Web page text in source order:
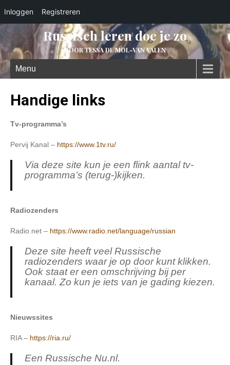
Inloggen Registreren
Russisch leren doe je zo
DOOR TESSA DE MOL-VAN VALEN
Menu
Handige links
Tv-programma’s
Pervij Kanal – https://www.1tv.ru/
Via deze site kun je een flink aantal tv-
programma’s (terug-)kijken.
Radiozenders
Radio.net – https://www.radio.net/language/russian
Deze site heeft veel Russische
radiozenders waar je op door kunt klikken.
Ook staat er een omschrijving bij per
kanaal. Zo kun je iets van je gading kiezen.
Nieuwssites
RIA – https://ria.ru/
Een Russische Nu.nl.